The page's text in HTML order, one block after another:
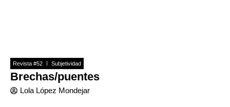
Revista #52 Subjetividad
Brechas/puentes
Lola López Mondejar